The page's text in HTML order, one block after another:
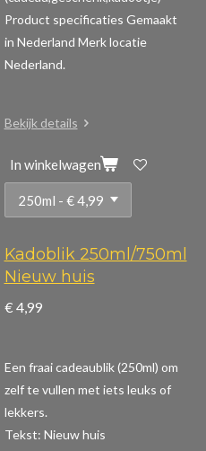
Product specificaties Gemaakt
in Nederland Merk locatie
Nederland.
Bekijk details
In winkelwagen
Kadoblik 250ml/750ml
Nieuw huis
€ 4,99
Een fraai cadeaublik (250ml) om
zelf te vullen met iets leuks of
lekkers.
Tekst: Nieuw huis